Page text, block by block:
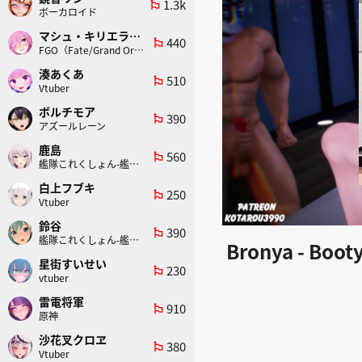
Bronya -
ボーカロイド
emoji_flags 1.3k
マシュ・キリエライト
FGO（Fate/Grand Order）
emoji_flags 440
湊あくあ
Vtuber
emoji_flags 510
ボルチモア
アズールレーン
emoji_flags 390
鹿島
艦隊これくしょん-艦これ-
emoji_flags 560
白上フブキ
Vtuber
emoji_flags 250
鈴谷
艦隊これくしょん-艦これ-
emoji_flags 390
星街すいせい
vtuber
emoji_flags 230
雷電将軍
原神
emoji_flags 910
沙花叉クロヱ
Vtuber
emoji_flags 380